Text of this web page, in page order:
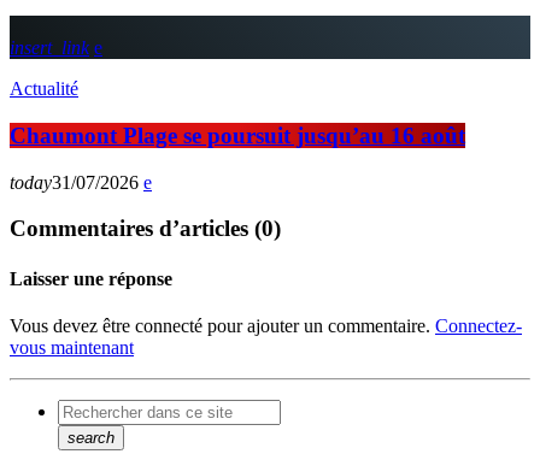
insert_link
Actualité
Chaumont Plage se poursuit jusqu’au 16 août
today31/07/2026
Commentaires d’articles (0)
Laisser une réponse
Vous devez être connecté pour ajouter un commentaire. Connectez-
vous maintenant
search